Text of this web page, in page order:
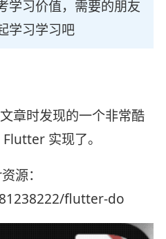
学习价值，需要的朋友
学习学习吧
章时发现的一个非常酷
实现了。
源：
flutter-do